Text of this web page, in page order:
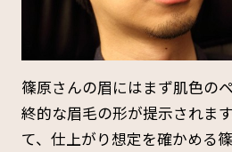
篠原さんの眉にはまず肌色の
終的な眉毛の形が提示されま
て、仕上がり想定を確かめる